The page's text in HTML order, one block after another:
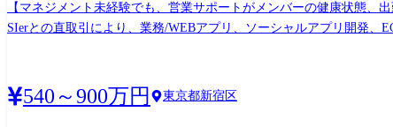
【マネジメント未経験でも、営業サポートがメンバーの健康状態、出勤状態を
SIerとの直取引により、業務/WEBアプリ、ソーシャルアプリ開発、
開発フェーズ（要件定義～テスト）から携わって頂きます。 アサイ
します。
540～900万円 東京都新宿区